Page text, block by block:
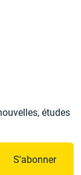
études
S'abonner